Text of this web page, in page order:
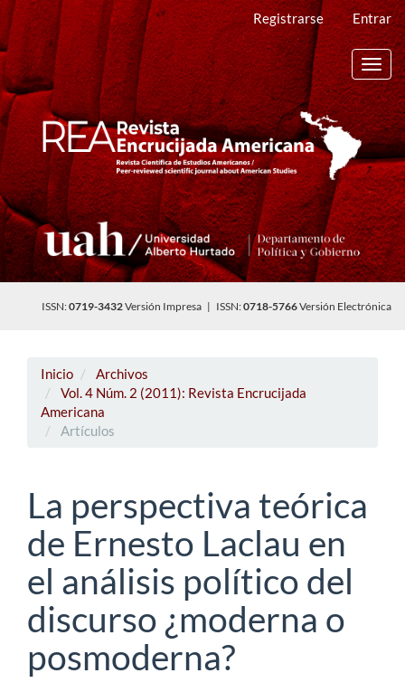
Navegación
principal
Contenido
principal
Barra
lateral
Registrarse Entrar
ISSN:0719-3432Versión Impresa | ISSN:0718-5766Versión Electrónica
Inicio
Archivos
Vol. 4 Núm. 2 (2011): Revista Encrucijada
Americana
Artículos
La perspectiva teórica
de Ernesto Laclau en
el análisis político del
discurso ¿moderna o
posmoderna?